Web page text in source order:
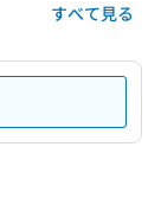
すべて見る